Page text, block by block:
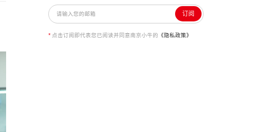
订阅
* 点击订阅即代表您已阅读并同意南京小牛的 《隐私政策》